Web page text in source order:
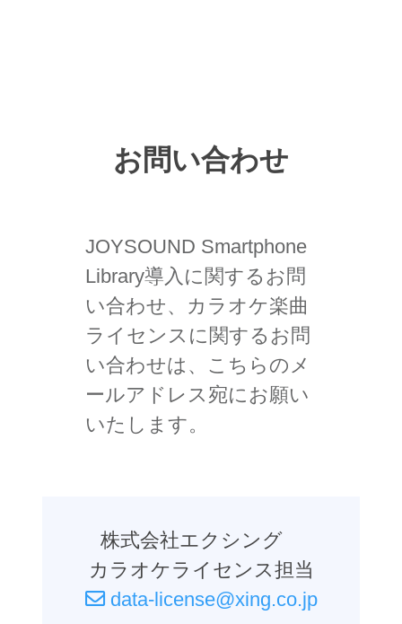
お問い合わせ
JOYSOUND Smartphone
Library導入に関するお問
い合わせ、
カラオケ楽曲
ライセンスに関するお問
い合わせは、 こちらのメ
ールアドレス宛にお願い
いたします。
株式会社エクシング
カラオケライセンス担当
data-license@xing.co.jp